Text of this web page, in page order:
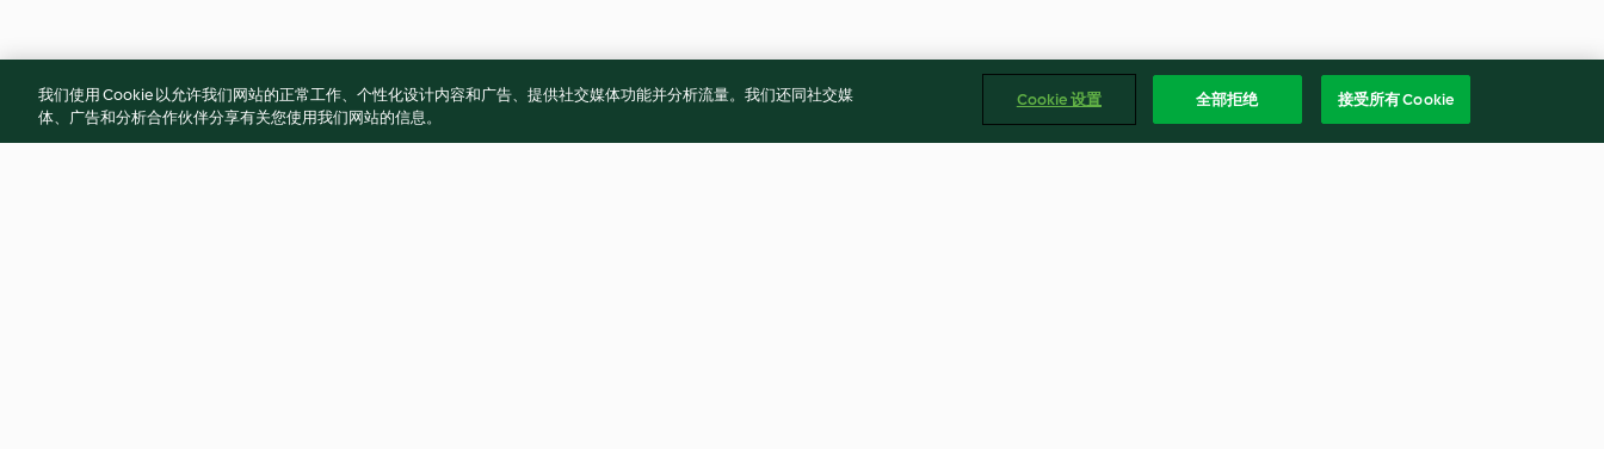
我们使用 Cookie 以允许我们网站的正常工作、个性化设计内容和广告、提供社交媒体功能并分析流量。我们还同社交媒
体、广告和分析合作伙伴分享有关您使用我们网站的信息。
Cookie 设置 全部拒绝 接受所有 Cookie